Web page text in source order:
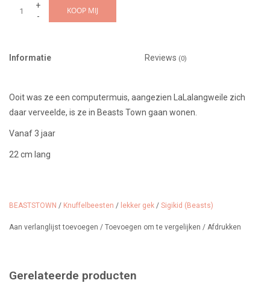
+
-
KOOP MIJ
Informatie Reviews (0)
Ooit was ze een computermuis, aangezien LaLalangweile zich
daar verveelde, is ze in Beasts Town gaan wonen.
Vanaf 3 jaar
22 cm lang
BEASTSTOWN / Knuffelbeesten / lekker gek / Sigikid (Beasts)
Aan verlanglijst toevoegen / Toevoegen om te vergelijken / Afdrukken
Gerelateerde producten